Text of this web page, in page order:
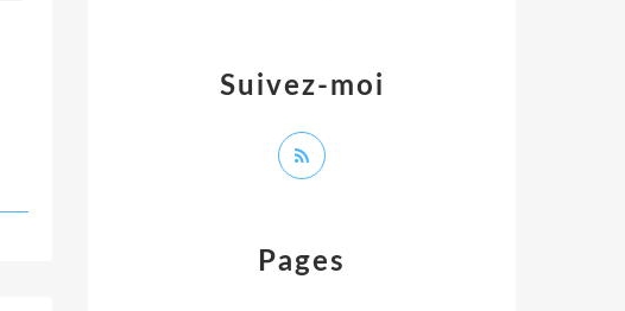
Pages
Suivez-moi